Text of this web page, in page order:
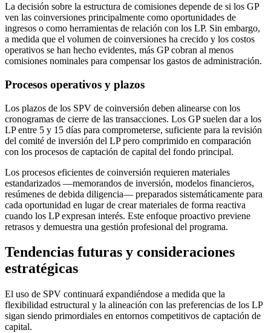
La decisión sobre la estructura de comisiones depende de si los GP
ven las coinversiones principalmente como oportunidades de
ingresos o como herramientas de relación con los LP. Sin embargo,
a medida que el volumen de coinversiones ha crecido y los costos
operativos se han hecho evidentes, más GP cobran al menos
comisiones nominales para compensar los gastos de administración.
Procesos operativos y plazos
Los plazos de los SPV de coinversión deben alinearse con los
cronogramas de cierre de las transacciones. Los GP suelen dar a los
LP entre 5 y 15 días para comprometerse, suficiente para la revisión
del comité de inversión del LP pero comprimido en comparación
con los procesos de captación de capital del fondo principal.
Los procesos eficientes de coinversión requieren materiales
estandarizados —memorandos de inversión, modelos financieros,
resúmenes de debida diligencia— preparados sistemáticamente para
cada oportunidad en lugar de crear materiales de forma reactiva
cuando los LP expresan interés. Este enfoque proactivo previene
retrasos y demuestra una gestión profesional del programa.
Tendencias futuras y consideraciones
estratégicas
El uso de SPV continuará expandiéndose a medida que la
flexibilidad estructural y la alineación con las preferencias de los LP
sigan siendo primordiales en entornos competitivos de captación de
capital.